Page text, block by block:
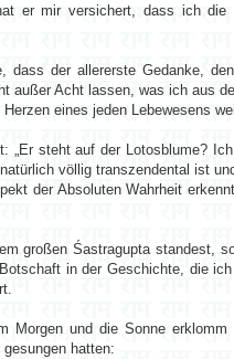
er mir versichert, dass ich
dass der allererste Gedanke,
außer Acht lassen, was ich aus
eines jeden Lebewesens
„Er steht auf der Lotosblume?
völlig transzendental ist
der Absoluten Wahrheit
großen Śastragupta standest,
in der Geschichte, die
Morgen und die Sonne
hatten: